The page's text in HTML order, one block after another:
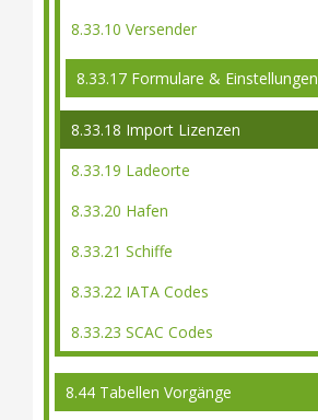
8.33.10 Versender
8.33.17 Formulare & Einstellungen
8.33.18 Import Lizenzen
8.33.19 Ladeorte
8.33.20 Hafen
8.33.21 Schiffe
8.33.22 IATA Codes
8.33.23 SCAC Codes
8.44 Tabellen Vorgänge